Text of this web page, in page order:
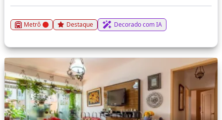
Metrô Destaque Decorado com IA